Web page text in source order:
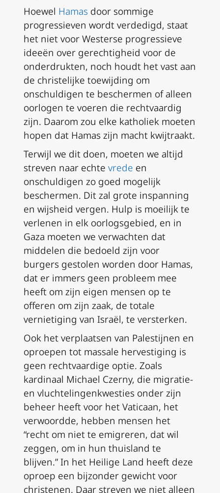
Hoewel Hamas door sommige
progressieven wordt verdedigd, staat
het niet voor Westerse progressieve
ideeën over gerechtigheid voor de
onderdrukten, noch houdt het vast aan
de christelijke toewijding om
onschuldigen te beschermen of alleen
oorlogen te voeren die rechtvaardig
zijn. Daarom zou elke katholiek moeten
hopen dat Hamas zijn macht kwijtraakt.
Terwijl we dit doen, moeten we altijd
streven naar echte vrede en
onschuldigen zo goed mogelijk
beschermen. Dit zal grote inspanning
en wijsheid vergen. Hulp is moeilijk te
verlenen in elk oorlogsgebied, en in
Gaza moeten we verwachten dat
middelen die bedoeld zijn voor
burgers gestolen worden door Hamas,
dat er immers geen probleem mee
heeft om zijn eigen mensen op te
offeren om zijn zaak, de totale
vernietiging van Israël, te versterken.
Ook het verplaatsen van Palestijnen en
oproepen tot massale hervestiging is
geen rechtvaardige optie. Zoals
kardinaal Michael Czerny, die migratie-
en vluchtelingenkwesties onder zijn
beheer heeft voor het Vaticaan, het
verwoordde, hebben mensen het
“recht om niet te emigreren, dat wil
zeggen, om in hun thuisland te
blijven.” In het Heilige Land heeft deze
oproep een bijzonder gewicht voor
christenen. Daar streven we niet alleen